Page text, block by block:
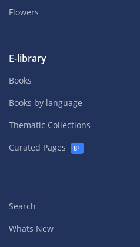
Flowers
E-library
Books
Books by language
Thematic Collections
Curated Pages
8+
Search
Whats New